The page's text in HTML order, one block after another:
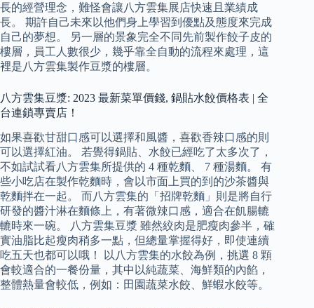
長的經營理念，難怪會讓八方雲集展店快速且業績成
長。 期許自己未來以他們身上學習到優點及態度來完成
自己的夢想。 另一層的景象完全不同先前製作餃子皮的
樓層，員工人數很少，幾乎靠全自動的流程來處理，這
裡是八方雲集製作豆漿的樓層。
八方雲集豆漿: 2023 最新菜單價錢, 鍋貼水餃價格表 | 全
台連鎖專賣店！
如果喜歡甘甜口感可以選擇和風醬，喜歡香辣口感的則
可以選擇紅油。 若覺得鍋貼、水餃已經吃了太多次了，
不如試試看八方雲集所提供的 4 種乾麵、 7 種湯麵。 有
些小吃店在製作乾麵時，會以市面上買的到的沙茶醬與
乾麵拌在一起。 而八方雲集的「招牌乾麵」則是將自行
研發的醬汁淋在麵條上，有著微辣口感，適合在飢腸轆
轆時來一碗。 八方雲集豆漿 雖然絞肉是肥瘦肉參半，確
實油脂比起瘦肉稍多一點，但總量掌握得好，即使連續
吃五天也都可以哦！ 以八方雲集的水餃為例，挑選 8 顆
會較適合的一餐份量，其中以純蔬菜、海鮮類的內餡，
整體熱量會較低，例如：田園蔬菜水餃、鮮蝦水餃等。